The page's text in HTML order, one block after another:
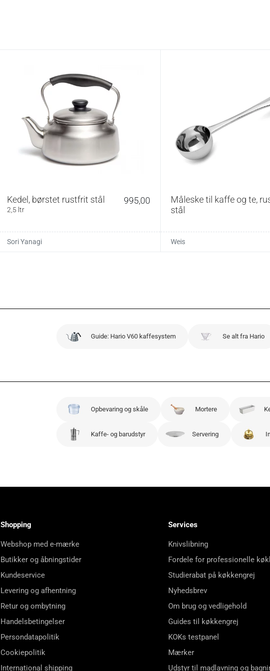
Kedel, børstet rustfrit stål
2,5 ltr
995,00
Sori Yanagi
Måleske til kaffe og te,
stål
Weis
Guide: Hario V60 kaffesystem Se alt fra Hario
Opbevaring og skåle Mortere
Kaffe- og barudstyr Servering
Shopping
Webshop med e-mærke
Butikker og åbningstider
Kundeservice
Levering og afhentning
Retur og ombytning
Handelsbetingelser
Persondatapolitik
Cookiepolitik
International shipping
Services
Knivslibning
Fordele for professionelle
Studierabat på køkkengrej
Nyhedsbrev
Om brug og vedligehold
Guides til køkkengrej
KOKs testpanel
Mærker
Udstyr til madlavning og